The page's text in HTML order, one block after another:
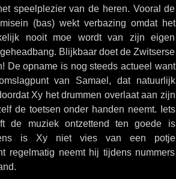
speelplezier van de heren. Vooral de
(bas) wekt verbazing omdat het
nooit moe wordt van zijn eigen
Blijkbaar doet de Zwitserse
De opname is nog steeds actueel want
van Samael, dat natuurlijk
Xy het drummen overlaat aan zijn
de toetsen onder handen neemt. Iets
de muziek ontzettend ten goede is
is Xy niet vies van een potje
regelmatig neemt hij tijdens nummers